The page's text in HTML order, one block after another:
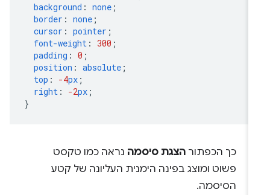
background: none
border: none
cursor: pointer
font-weight: 300
padding :
position: absolute
top: -4
right: -2
כך הכפתורהצגת סיסמהנראה כמו טקסט
פשוט ומוצג בפינה הימנית העליונה של קטע
הסיסמה.